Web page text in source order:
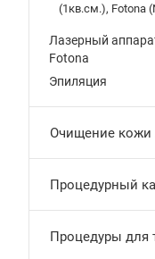
(1кв.см.), Fotona
Лазерный
Fotona
Эпиляция
Очищение кожи
Процедурный
Процедуры для